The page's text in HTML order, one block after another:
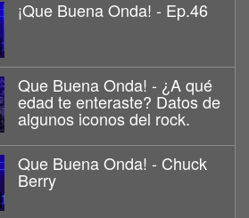
¡Que Buena Onda! - Ep.46
Que Buena Onda! - ¿A qué
edad te enteraste? Datos de
algunos iconos del rock.
Que Buena Onda! - Chuck
Berry